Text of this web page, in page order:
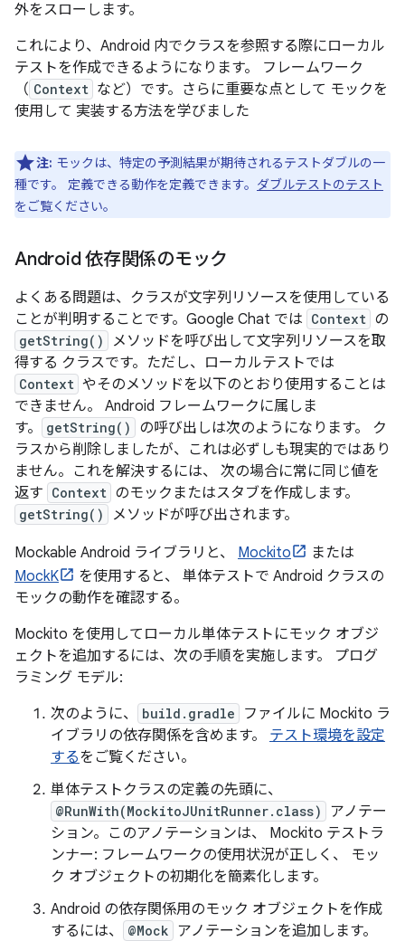
外をスローします。
これにより、Android 内でクラスを参照する際にローカル
テストを作成できるようになります。 フレームワーク
（ Context など）です。さらに重要な点として モックを
使用して 実装する方法を学びました
注: モックは、特定の予測結果が期待されるテストダブルの一
種です。 定義できる動作を定義できます。 ダブルテストのテスト
をご覧ください。
Android 依存関係のモック
よくある問題は、クラスが文字列リソースを使用している
ことが判明することです。Google Chat では Context の
getString()
メソッドを呼び出して文字列リソースを取
得する クラスです。ただし、ローカルテストでは
Context やそのメソッドを以下のとおり使用することは
できません。 Android フレームワークに属しま
す。
getString()
の呼び出しは次のようになります。 ク
ラスから削除しましたが、これは必ずしも現実的ではあり
ません。これを解決するには、 次の場合に常に同じ値を
返す Context のモックまたはスタブを作成します。
getString() メソッドが呼び出されます。
Mockable Android ライブラリと、 Mockito
または
MockK
を使用すると、 単体テストで Android クラスの
モックの動作を確認する。
Mockito を使用してローカル単体テストにモック オブジ
ェクトを追加するには、次の手順を実施します。 プログ
ラミング モデル:
次のように、
build.gradle
ファイルに Mockito ラ
イブラリの依存関係を含めます。 テスト環境を設定
するをご覧ください。
単体テストクラスの定義の先頭に、
@RunWith(MockitoJUnitRunner.class)
アノテー
ション。このアノテーションは、 Mockito テストラ
ンナー: フレームワークの使用状況が正しく、 モッ
ク オブジェクトの初期化を簡素化します。
Android の依存関係用のモック オブジェクトを作成
するには、
@Mock アノテーションを追加します。